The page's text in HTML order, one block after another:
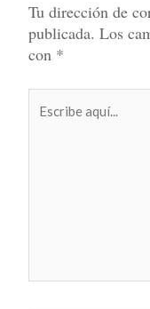
Tu dirección de
publicada. Los
con *
aquí...